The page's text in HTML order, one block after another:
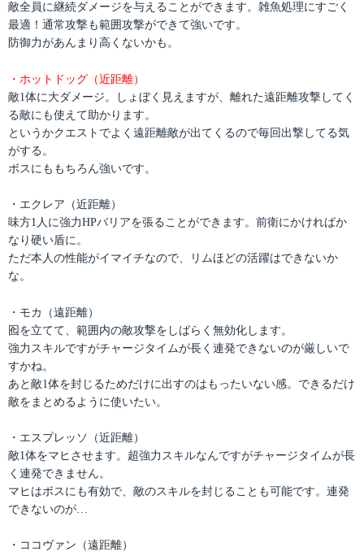
敵全員に継続ダメージを与えることができます。雑魚処理にすごく
最適！通常攻撃も範囲攻撃ができて強いです。
防御力があんまり高くないかも。
・ホットドッグ（近距離）
敵1体に大ダメージ。しょぼく見えますが、離れた遠距離攻撃してく
る敵にも使えて助かります。
というかクエストでよく遠距離敵が出てくるので毎回出撃してる気
がする。
ボスにももちろん強いです。
・エクレア（近距離）
味方1人に強力HPバリアを張ることができます。前衛にかければか
なり硬い盾に。
ただ本人の性能がイマイチなので、リムほどの活躍はできないか
な。
・モカ（遠距離）
囮を立てて、範囲内の敵攻撃をしばらく無効化します。
強力スキルですがチャージタイムが長く連発できないのが厳しいで
すかね。
あと敵1体を封じるためだけに出すのはもったいない感。できるだけ
敵をまとめるように使いたい。
・エスプレッソ（近距離）
敵1体をマヒさせます。超強力スキルなんですがチャージタイムが長
く連発できません。
マヒはボスにも有効で、敵のスキルを封じることも可能です。連発
できないのが…
・ココヴァン（遠距離）